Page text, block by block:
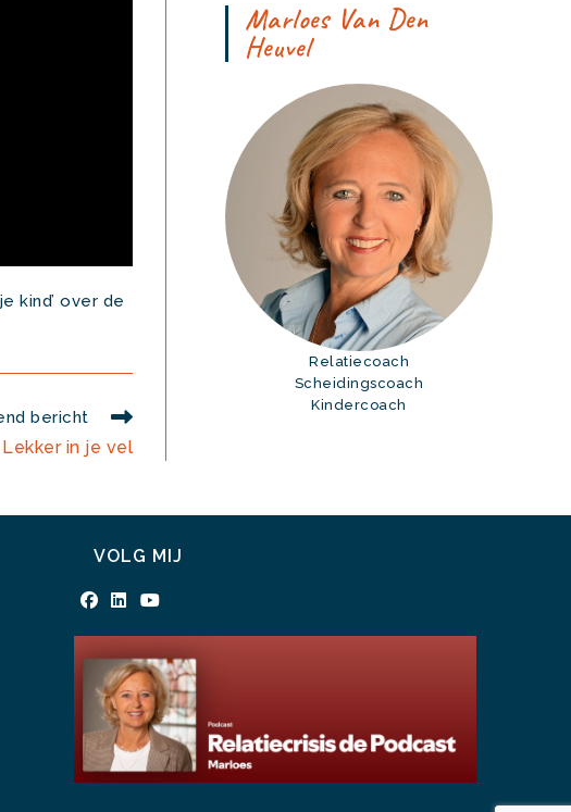
kind’ over de
bericht
in je vel
Marloes Van Den
Heuvel
Relatiecoach
Scheidingscoach
Kindercoach
VOLG MIJ